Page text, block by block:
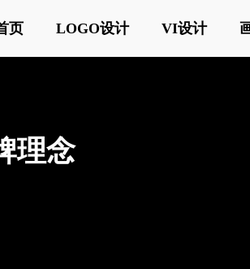
页 LOGO设计 VI设计
理念